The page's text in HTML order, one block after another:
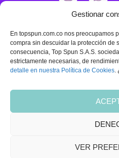
Gestionar
En topspun.com.co nos preocupamos
compra sin descuidar la protección de
consecuencia, Top Spun S.A.S.
estrictamente necesarias, de
detalle en nuestra Política de Cookies.
VER
Proteínas
Acompañamientos